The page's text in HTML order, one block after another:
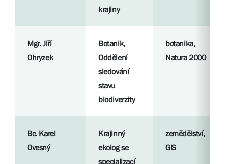
krajiny
Mgr. Jiří
Ohryzek
Botanik,
Oddělení
sledování
stavu
biodiverzity
botanika,
Natura 2000
Bc. Karel
Ovesný
Krajinný
ekolog se
specializací
zemědělství,
GIS